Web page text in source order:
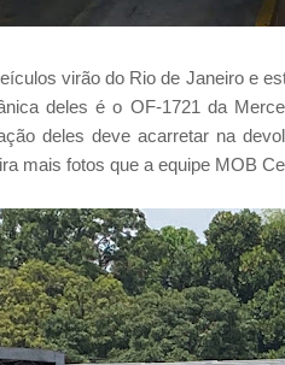
virão do Rio de Janeiro e
deles é o OF-1721 da
deles deve acarretar na
mais fotos que a equipe MOB